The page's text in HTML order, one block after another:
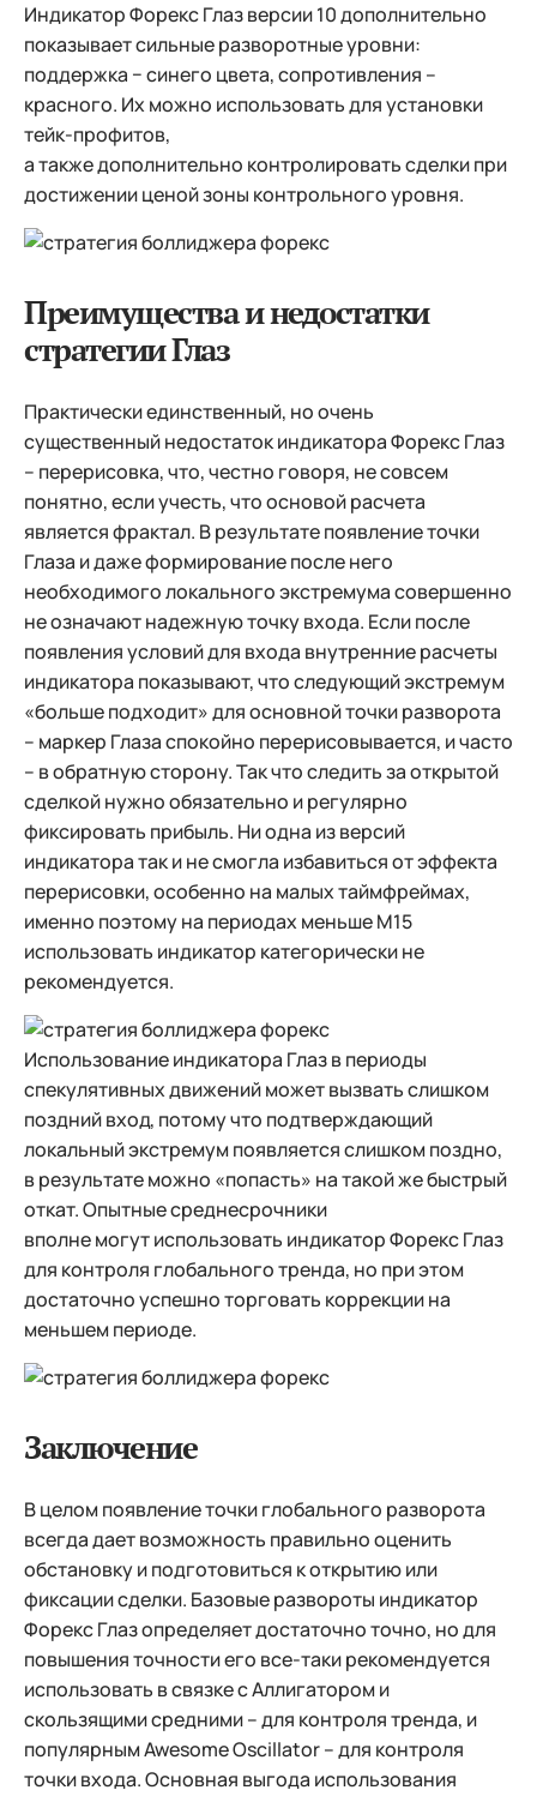
Индикатор Форекс Глаз версии 10 дополнительно
показывает сильные разворотные уровни:
поддержка − синего цвета, сопротивления –
красного. Их можно использовать для установки
тейк-профитов,
а также дополнительно контролировать сделки при
достижении ценой зоны контрольного уровня.
Преимущества и недостатки
стратегии Глаз
Практически единственный, но очень
существенный недостаток индикатора Форекс Глаз
– перерисовка, что, честно говоря, не совсем
понятно, если учесть, что основой расчета
является фрактал. В результате появление точки
Глаза и даже формирование после него
необходимого локального экстремума совершенно
не означают надежную точку входа. Если после
появления условий для входа внутренние расчеты
индикатора показывают, что следующий экстремум
«больше подходит» для основной точки разворота
– маркер Глаза спокойно перерисовывается, и часто
– в обратную сторону. Так что следить за открытой
сделкой нужно обязательно и регулярно
фиксировать прибыль. Ни одна из версий
индикатора так и не смогла избавиться от эффекта
перерисовки, особенно на малых таймфреймах,
именно поэтому на периодах меньше М15
использовать индикатор категорически не
рекомендуется.
Использование индикатора Глаз в периоды
спекулятивных движений может вызвать слишком
поздний вход, потому что подтверждающий
локальный экстремум появляется слишком поздно,
в результате можно «попасть» на такой же быстрый
откат. Опытные среднесрочники
вполне могут использовать индикатор Форекс Глаз
для контроля глобального тренда, но при этом
достаточно успешно торговать коррекции на
меньшем периоде.
Заключение
В целом появление точки глобального разворота
всегда дает возможность правильно оценить
обстановку и подготовиться к открытию или
фиксации сделки. Базовые развороты индикатор
Форекс Глаз определяет достаточно точно, но для
повышения точности его все-таки рекомендуется
использовать в связке с Аллигатором и
скользящими средними – для контроля тренда, и
популярным Awesome Oscillator – для контроля
точки входа. Основная выгода использования